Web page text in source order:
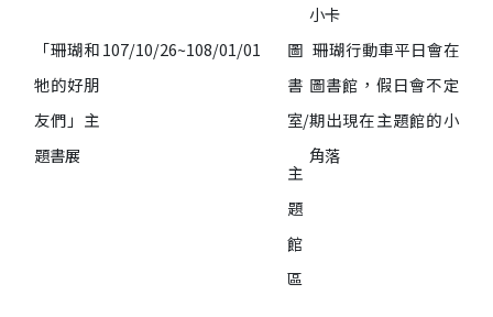
小卡
「珊瑚和
牠的好朋
友們」主
題書展
107/10/26~108/01/01
圖
書
室/
主
題
館
區
珊瑚行動車平日會在
圖書館，假日會不定
期出現在主題館的小
角落